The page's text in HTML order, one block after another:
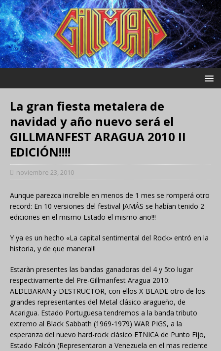
La gran fiesta metalera de
navidad y año nuevo será el
GILLMANFEST ARAGUA 2010 II
EDICIÓN!!!!
noviembre 23, 2010
Aunque parezca increíble en menos de 1 mes se romperá otro
record: En 10 versiones del festival JAMÁS se habían tenido 2
ediciones en el mismo Estado el mismo año!!!
Y ya es un hecho «La capital sentimental del Rock» entró en la
historia, y de que manera!!!
Estaràn presentes las bandas ganadoras del 4 y 5to lugar
respectivamente del Pre-Gillmanfest Aragua 2010:
ALDEBARAN y DESTRUCTOR, con ellos X-BLADE otro de los
grandes representantes del Metal clásico aragueño, de
Acarigua. Estado Portuguesa tendremos a la banda tributo
extremo al Black Sabbath (1969-1979) WAR PIGS, a la
esperanza del nuevo hard-rock clàsico ETNICA de Punto Fijo,
Estado Falcón (Representaron a Venezuela en el mas reciente